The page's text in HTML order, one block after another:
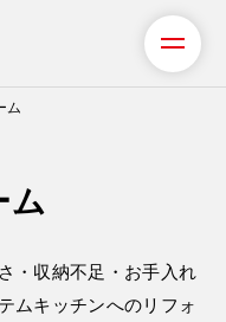
ム
ム
・収納不足・お手入れ
ムキッチンへのリフォ